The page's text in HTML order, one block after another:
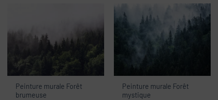
Peinture murale Forêt
brumeuse
Peinture murale Forêt
mystique